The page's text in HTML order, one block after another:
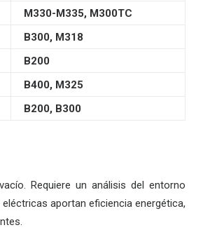
M330-M335, M300TC
B300, M318
B200
B400, M325
B200, B300
Requiere un análisis del entorno
aportan eficiencia energética,